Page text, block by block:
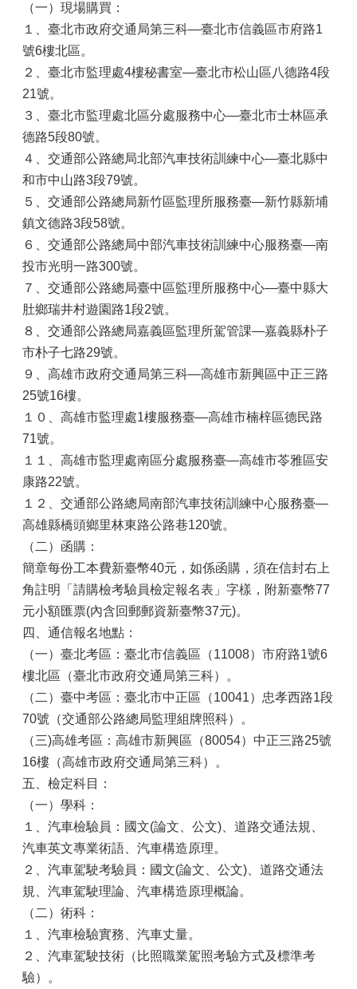
（一）現場購買：
１、臺北市政府交通局第三科—臺北市信義區市府路1
號6樓北區。
２、臺北市監理處4樓秘書室—臺北市松山區八德路4段
21號。
３、臺北市監理處北區分處服務中心—臺北市士林區承
德路5段80號。
４、交通部公路總局北部汽車技術訓練中心—臺北縣中
和市中山路3段79號。
５、交通部公路總局新竹區監理所服務臺—新竹縣新埔
鎮文德路3段58號。
６、交通部公路總局中部汽車技術訓練中心服務臺—南
投市光明一路300號。
７、交通部公路總局臺中區監理所服務中心—臺中縣大
肚鄉瑞井村遊園路1段2號。
８、交通部公路總局嘉義區監理所駕管課—嘉義縣朴子
市朴子七路29號。
９、高雄市政府交通局第三科—高雄市新興區中正三路
25號16樓。
１０、高雄市監理處1樓服務臺—高雄市楠梓區德民路
71號。
１１、高雄市監理處南區分處服務臺—高雄市苓雅區安
康路22號。
１２、交通部公路總局南部汽車技術訓練中心服務臺—
高雄縣橋頭鄉里林東路公路巷120號。
（二）函購：
簡章每份工本費新臺幣40元，如係函購，須在信封右上
角註明「請購檢考驗員檢定報名表」字樣，附新臺幣77
元小額匯票(內含回郵郵資新臺幣37元)。
四、通信報名地點：
（一）臺北考區：臺北市信義區（11008）市府路1號6
樓北區（臺北市政府交通局第三科）。
（二）臺中考區：臺北市中正區（10041）忠孝西路1段
70號（交通部公路總局監理組牌照科）。
（三)高雄考區：高雄市新興區（80054）中正三路25號
16樓（高雄市政府交通局第三科）。
五、檢定科目：
（一）學科：
１、汽車檢驗員：國文(論文、公文)、道路交通法規、
汽車英文專業術語、汽車構造原理。
２、汽車駕駛考驗員：國文(論文、公文)、道路交通法
規、汽車駕駛理論、汽車構造原理概論。
（二）術科：
１、汽車檢驗實務、汽車丈量。
２、汽車駕駛技術（比照職業駕照考驗方式及標準考
驗）。